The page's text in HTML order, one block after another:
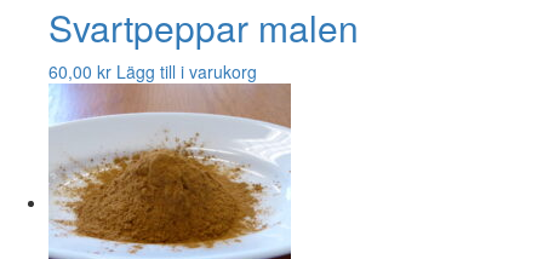
Svartpeppar malen
60,00 kr Lägg till i varukorg